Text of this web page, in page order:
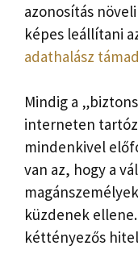
azonosítás
képes leállítani
adathalász
Mindig a
interneten
mindenkivel
van az, hogy a
küzdenek
kéttényezős